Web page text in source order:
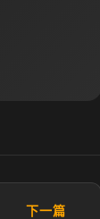
下一篇